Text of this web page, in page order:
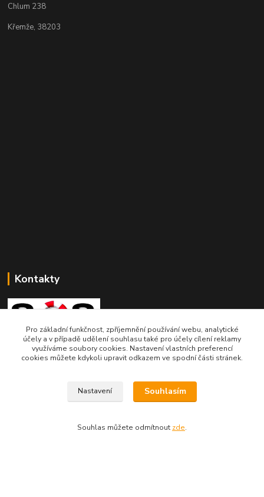
Chlum 238
Křemže, 38203
Kontakty
SOSjezirka.cz
Pro základní funkčnost, zpříjemnění používání webu, analytické
účely a v případě udělení souhlasu také pro účely cílení reklamy
využíváme soubory cookies. Nastavení vlastních preferencí
cookies můžete kdykoli upravit odkazem ve spodní části stránek.
Nastavení Souhlasím
Souhlas můžete odmítnout zde.